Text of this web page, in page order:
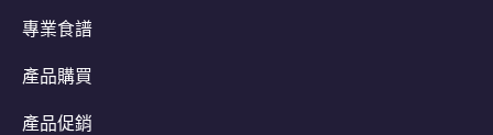
專業食譜
產品購買
產品促銷